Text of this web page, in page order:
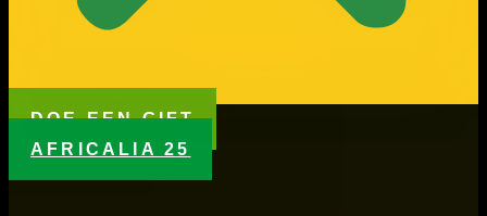
DOE EEN GIFT
AFRICALIA 25